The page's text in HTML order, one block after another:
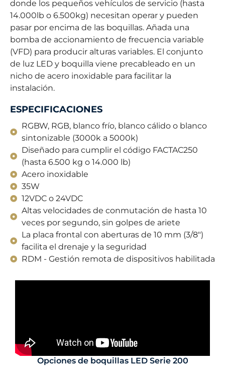
donde los pequeños vehículos de servicio (hasta
14.000lb o 6.500kg) necesitan operar y pueden
pasar por encima de las boquillas. Añada una
bomba de accionamiento de frecuencia variable
(VFD) para producir alturas variables. El conjunto
de luz LED y boquilla viene precableado en un
nicho de acero inoxidable para facilitar la
instalación.
ESPECIFICACIONES
RGBW, RGB, blanco frío, blanco cálido o blanco
sintonizable (3000k a 5000k)
Diseñado para cumplir el código FACTAC250
(hasta 6.500 kg o 14.000 lb)
Acero inoxidable
35W
12VDC o 24VDC
Altas velocidades de conmutación de hasta 10
veces por segundo, sin golpes de ariete
La placa frontal con aberturas de 10 mm (3/8")
facilita el drenaje y la seguridad
RDM - Gestión remota de dispositivos habilitada
Opciones de boquillas LED Serie 200